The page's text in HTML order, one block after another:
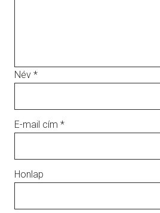
Név *
E-mail cím *
Honlap